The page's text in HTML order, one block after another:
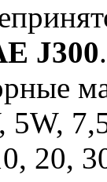
J300
5W,
20,